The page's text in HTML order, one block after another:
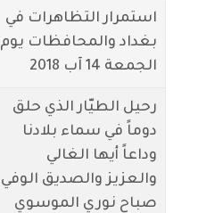
استمرار التظاهرات في
بغداد والمحافظات يوم
الجمعة 14 آب 2018
رحيل الطيّار الذي حلق
دوماً في سماء بلادنا
وداعاً أيها الغالي
والعزيز والصديق الوفي
صباح نوري الموسوي